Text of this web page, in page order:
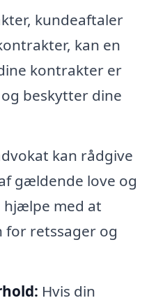
kundeaftaler
kan en
kontrakter er
beskytter dine
kan rådgive
gældende love og
hjælpe med at
for retssager og
Hvis din